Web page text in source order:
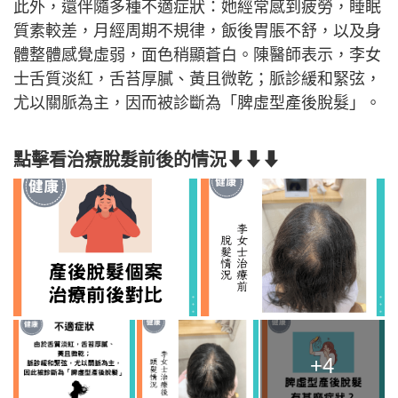
此外，還伴隨多種不適症狀：她經常感到疲勞，睡眠
質素較差，月經周期不規律，飯後胃脹不舒，以及身
體整體感覺虛弱，面色稍顯蒼白。陳醫師表示，李女
士舌質淡紅，舌苔厚膩、黃且微乾；脈診緩和緊弦，
尤以關脈為主，因而被診斷為「脾虛型產後脫髮」。
點擊看治療脫髮前後的情況⬇⬇⬇
+4